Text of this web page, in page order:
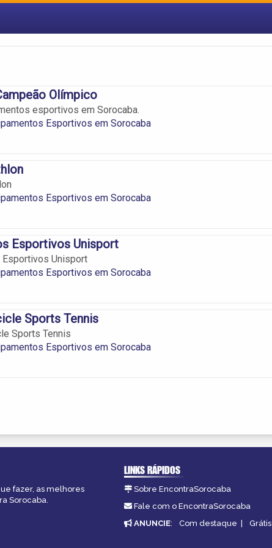
Olímpico
esportivos em Sorocaba.
Esportivos em Sorocaba
Esportivos em Sorocaba
Esportivos Unisport
Unisport
Esportivos em Sorocaba
Sports Tennis
Sports Tennis
Esportivos em Sorocaba
fazer, as melhores
Sorocaba.
LINKS RÁPIDOS
Sobre EncontraSorocaba
Fale com o EncontraSorocaba
ANUNCIE: Com destaque | Grátis